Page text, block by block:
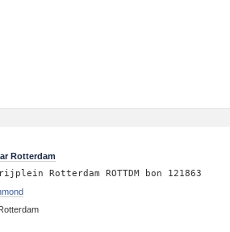
Rotterdam
Rotterdam ROTTDM bon 121863